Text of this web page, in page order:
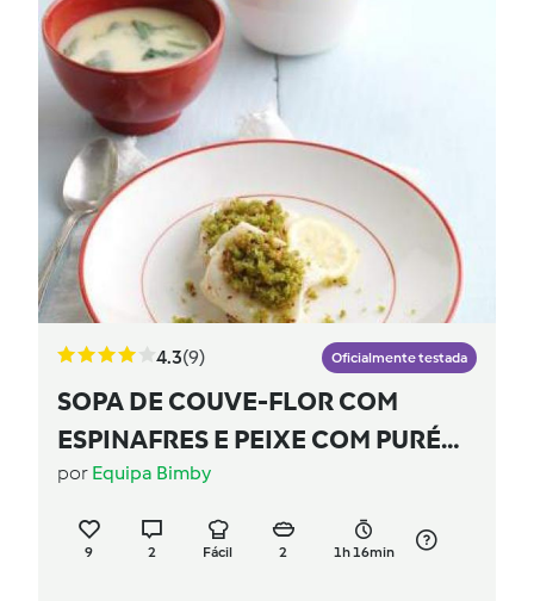
4.3(9) Oficialmente testada
SOPA DE COUVE-FLOR COM
ESPINAFRES E PEIXE COM PURÉ
DE ABÓBORA
por Equipa Bimby
9 2 Fácil 2 1h 16min